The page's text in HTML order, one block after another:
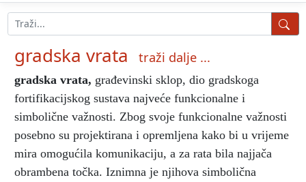
gradska vrata traži dalje ...
gradska vrata, građevinski sklop, dio gradskoga
fortifikacijskog sustava najveće funkcionalne i
simbolične važnosti. Zbog svoje funkcionalne važnosti
posebno su projektirana i opremljena kako bi u vrijeme
mira omogućila komunikaciju, a za rata bila najjača
obrambena točka. Iznimna je njihova simbolična